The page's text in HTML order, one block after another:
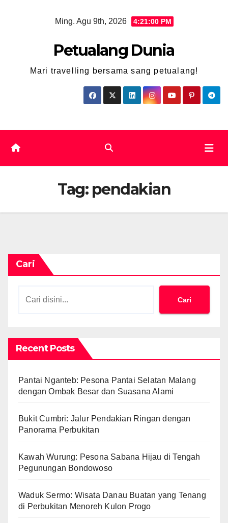
Ming. Agu 9th, 2026 4:21:01 PM
Petualang Dunia
Mari travelling bersama sang petualang!
Tag: pendakian
Cari
Cari
Recent Posts
Pantai Nganteb: Pesona Pantai Selatan Malang
dengan Ombak Besar dan Suasana Alami
Bukit Cumbri: Jalur Pendakian Ringan dengan
Panorama Perbukitan
Kawah Wurung: Pesona Sabana Hijau di Tengah
Pegunungan Bondowoso
Waduk Sermo: Wisata Danau Buatan yang Tenang
di Perbukitan Menoreh Kulon Progo